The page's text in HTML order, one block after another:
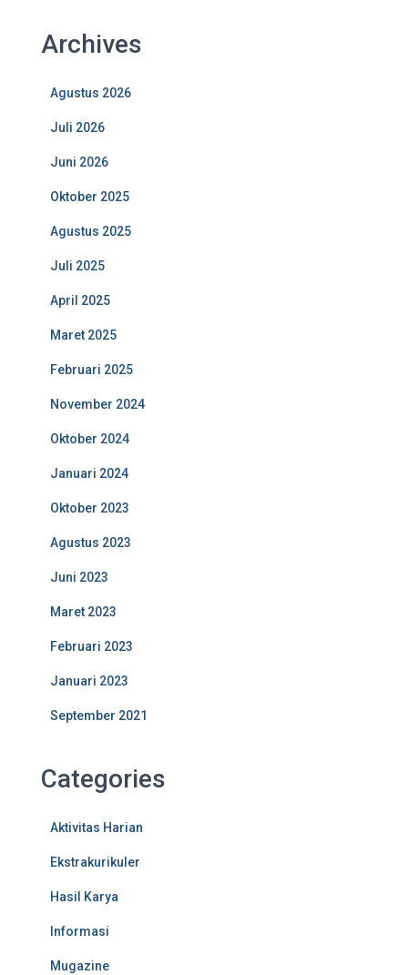
Archives
Agustus 2026
Juli 2026
Juni 2026
Oktober 2025
Agustus 2025
Juli 2025
April 2025
Maret 2025
Februari 2025
November 2024
Oktober 2024
Januari 2024
Oktober 2023
Agustus 2023
Juni 2023
Maret 2023
Februari 2023
Januari 2023
September 2021
Categories
Aktivitas Harian
Ekstrakurikuler
Hasil Karya
Informasi
Mugazine